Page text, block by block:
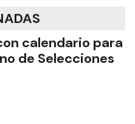
calendario para
de Selecciones